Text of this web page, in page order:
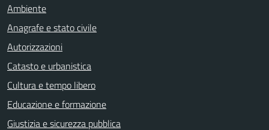
Ambiente
Anagrafe e stato civile
Autorizzazioni
Catasto e urbanistica
Cultura e tempo libero
Educazione e formazione
Giustizia e sicurezza pubblica